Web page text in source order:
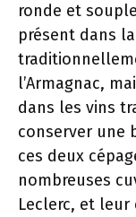
ronde et
présent dans
l’Armagnac,
dans les vins
conserver une
ces deux
nombreuses
Leclerc, et